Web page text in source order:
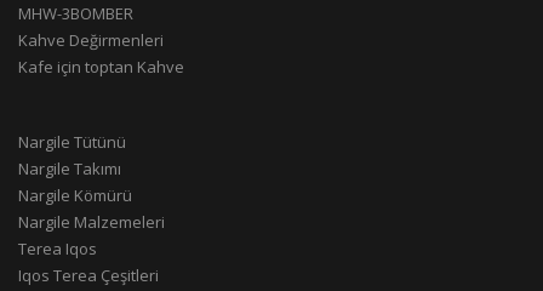
MHW-3BOMBER
Kahve Değirmenleri
Kafe için toptan Kahve
Nargile Tütünü
Nargile Takımı
Nargile Kömürü
Nargile Malzemeleri
Terea Iqos
Iqos Terea Çeşitleri